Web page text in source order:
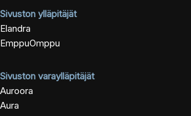
Sivuston ylläpitäjät
Elandra
EmppuOmppu
Sivuston varaylläpitäjät
Auroora
Aura